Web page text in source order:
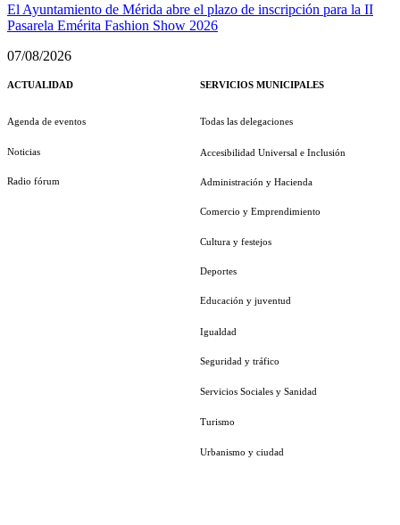
El Ayuntamiento de Mérida abre el plazo de inscripción para la II
Pasarela Emérita Fashion Show 2026
07/08/2026
ACTUALIDAD
Agenda de eventos
Noticias
Radio fórum
SERVICIOS MUNICIPALES
Todas las delegaciones
Accesibilidad Universal e Inclusión
Administración y Hacienda
Comercio y Emprendimiento
Cultura y festejos
Deportes
Educación y juventud
Igualdad
Seguridad y tráfico
Servicios Sociales y Sanidad
Turismo
Urbanismo y ciudad